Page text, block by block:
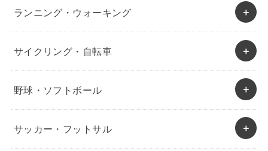
ランニング・ウォーキング
サイクリング・自転車
野球・ソフトボール
サッカー・フットサル